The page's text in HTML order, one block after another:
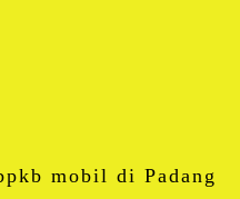
mobil di Padang